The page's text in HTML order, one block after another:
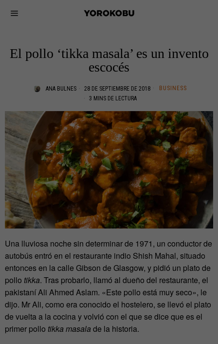
El pollo ‘tikka masala’ es un invento
escocés
ANA BULNES 28 DE SEPTIEMBRE DE 2018
BUSINESS
3 MINS DE LECTURA
Una lluviosa noche sin determinar de 1971, un conductor de
autobús entró en el restaurante indio Shish Mahal, situado
entonces en la calle Gibson de Glasgow, y pidió un plato de
pollo tikka. Tras probarlo, llamó al dueño del restaurante, el
pakistaní Ali Ahmed Aslam. «Este pollo está muy seco», le
dijo. Mr Ali, como era conocido el hostelero, se llevó el plato
de vuelta a la cocina y volvió con el que se dice que es el
primer pollo tikka masala de la historia.